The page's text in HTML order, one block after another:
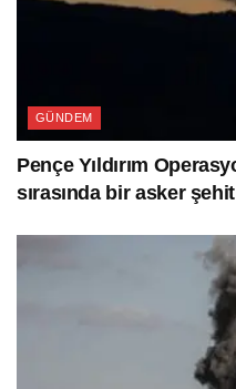
GÜNDEM
Pençe Yıldırım
sırasında bir asker